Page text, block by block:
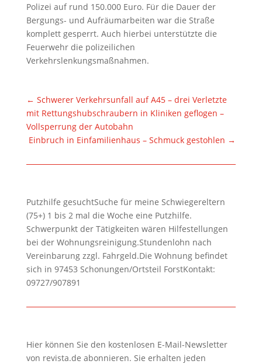
Polizei auf rund 150.000 Euro. Für die Dauer der
Bergungs- und Aufräumarbeiten war die Straße
komplett gesperrt. Auch hierbei unterstützte die
Feuerwehr die polizeilichen
Verkehrslenkungsmaßnahmen.
← Schwerer Verkehrsunfall auf A45 – drei Verletzte
mit Rettungshubschraubern in Kliniken geflogen –
Vollsperrung der Autobahn
Einbruch in Einfamilienhaus – Schmuck gestohlen →
Putzhilfe gesuchtSuche für meine Schwiegereltern
(75+) 1 bis 2 mal die Woche eine Putzhilfe.
Schwerpunkt der Tätigkeiten wären Hilfestellungen
bei der Wohnungsreinigung.Stundenlohn nach
Vereinbarung zzgl. Fahrgeld.Die Wohnung befindet
sich in 97453 Schonungen/Ortsteil ForstKontakt:
09727/907891
Hier können Sie den kostenlosen E-Mail-Newsletter
von revista.de abonnieren. Sie erhalten jeden